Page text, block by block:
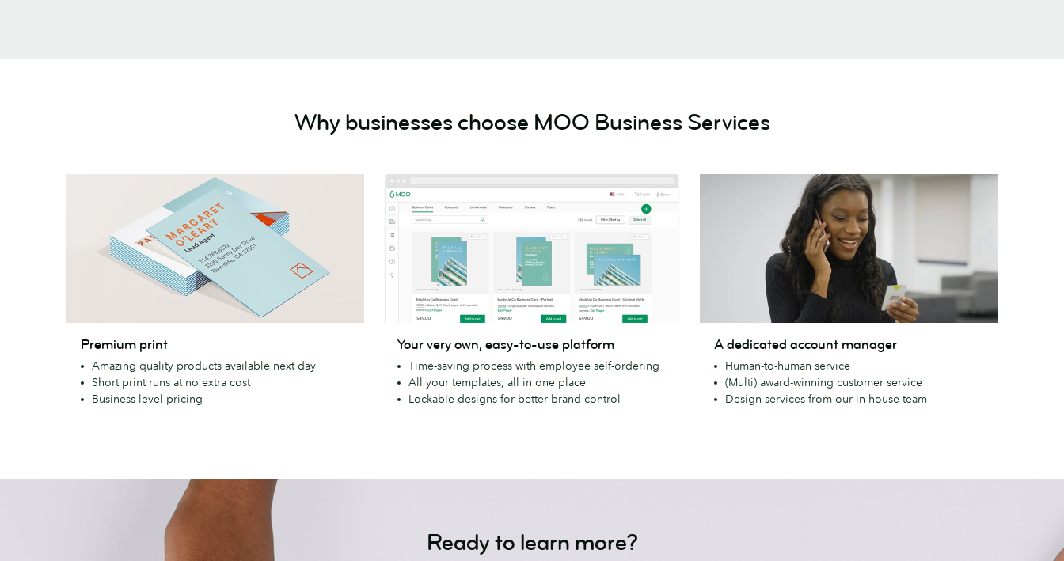
Why businesses choose MOO Business Services
printPremium print
Amazing quality products available next day
Short print runs at no extra cost
Business-level pricing
very
own,
easy-
Your very own, easy-to-use platform
Time-saving process with employee self-ordering
All your templates, all in one place
Lockable designs for better brand control
dedicated
account
manager
A dedicated account manager
Human-to-human service
(Multi) award-winning customer service
Design services from our in-house team
Ready to learn more?